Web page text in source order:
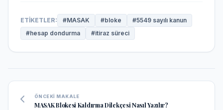
ETIKETLER: #MASAK #bloke #5549 sayılı kanun
#hesap dondurma #itiraz süreci
ÖNCEKI MAKALE
MASAK Blokesi Kaldırma Dilekçesi Nasıl Yazılır?